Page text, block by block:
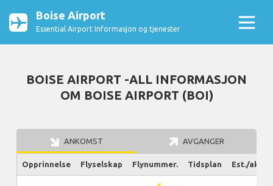
Boise Airport
Essential Airport Informasjon og tjenester
BOISE AIRPORT -ALL INFORMASJON
OM BOISE AIRPORT (BOI)
ANKOMST AVGANGER
Opprinnelse Flyselskap Flynummer. Tidsplan Est./